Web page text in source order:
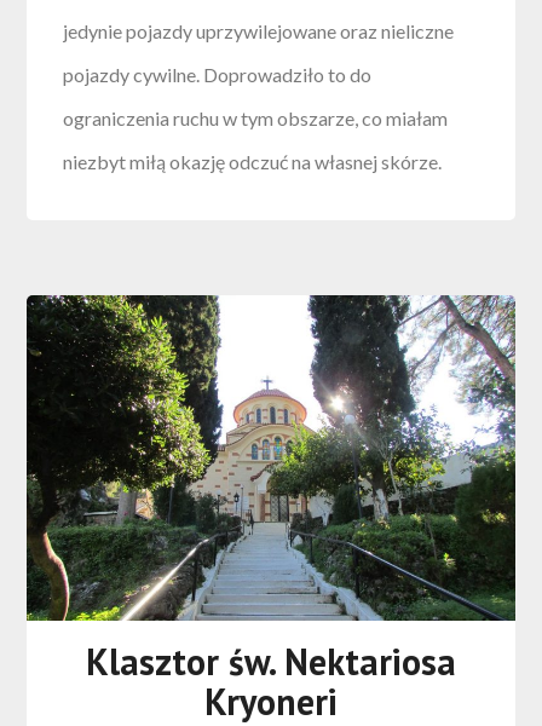
jedynie pojazdy uprzywilejowane oraz nieliczne
pojazdy cywilne. Doprowadziło to do
ograniczenia ruchu w tym obszarze, co miałam
niezbyt miłą okazję odczuć na własnej skórze.
Klasztor św. Nektariosa
Kryoneri